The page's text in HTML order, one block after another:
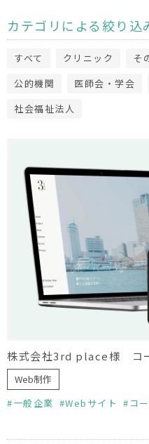
カテゴリによる絞り込
すべて クリニック そ
公的機関
医師会・学会
社会福祉法人
株式会社3rd place様 コ
Web制作
一般企業
Webサイト
コ